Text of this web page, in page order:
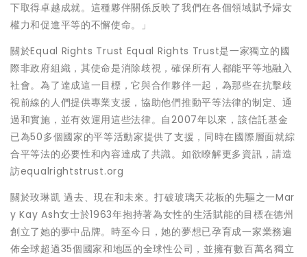
下取得卓越成就。這種夥伴關係反映了我們在各個領域賦予婦女
權力和促進平等的不懈使命。」
關於Equal Rights Trust Equal Rights Trust是一家獨立的國
際非政府組織，其使命是消除歧視，確保所有人都能平等地融入
社會。為了達成這一目標，它與合作夥伴一起，為那些在抗擊歧
視前線的人們提供專業支援，協助他們推動平等法律的制定、通
過和實施，並有效運用這些法律。自2007年以來，該信託基金
已為50多個國家的平等活動家提供了支援，同時在國際層面就綜
合平等法的必要性和內容達成了共識。如欲瞭解更多資訊，請造
訪equalrightstrust.org
關於玫琳凱 過去、現在和未來。打破玻璃天花板的先驅之一Mar
y Kay Ash女士於1963年抱持著為女性的生活賦能的目標在德州
創立了她的夢中品牌。時至今日，她的夢想已孕育成一家業務遍
佈全球超過35個國家和地區的全球性公司，並擁有數百萬名獨立